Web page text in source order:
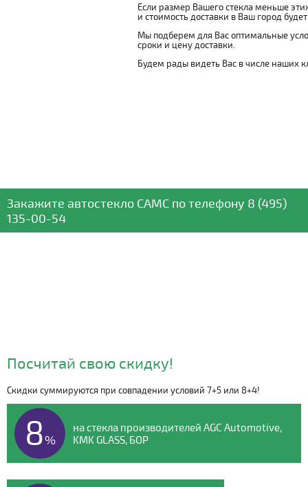
Если размер Вашего стекла меньше
и стоимость доставки в Ваш город
Мы подберем для Вас оптимальные
сроки и цену доставки.
Будем рады видеть Вас в числе наших
Закажите автостекло CAMC по телефону 8 (495)
135-00-54
Видео о компании
Посчитай свою скидку!
Скидки суммируются при совпадении условий 7+5 или 8+4!
8%
на стекла производителей AGC Automotive,
KMK GLASS, БОР